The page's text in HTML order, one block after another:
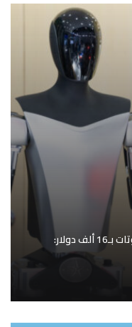
من أسطورة إسحاق أسيموف إلى روبوتات بـ16 ألف دولار: